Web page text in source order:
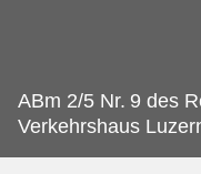
ABm 2/5 Nr. 9 des
Verkehrshaus